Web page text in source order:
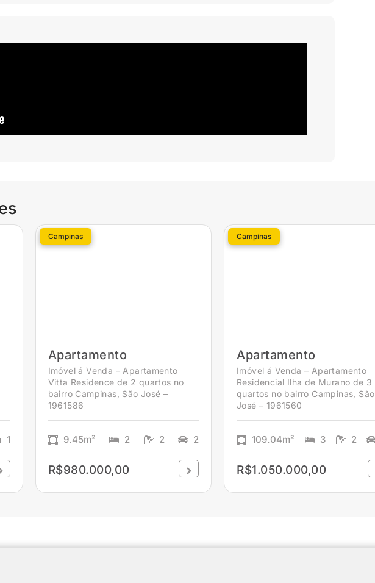
1
Campinas
Apartamento
Imóvel á Venda – Apartamento
Vitta Residence de 2 quartos no
bairro Campinas, São José –
1961586
9.45m² 2 2 2
R$980.000,00
Campinas
Apartamento
Imóvel á Venda – Apartamento
Residencial Ilha de Murano de 3
quartos no bairro Campinas, São
José – 1961560
109.04m² 3 2
R$1.050.000,00